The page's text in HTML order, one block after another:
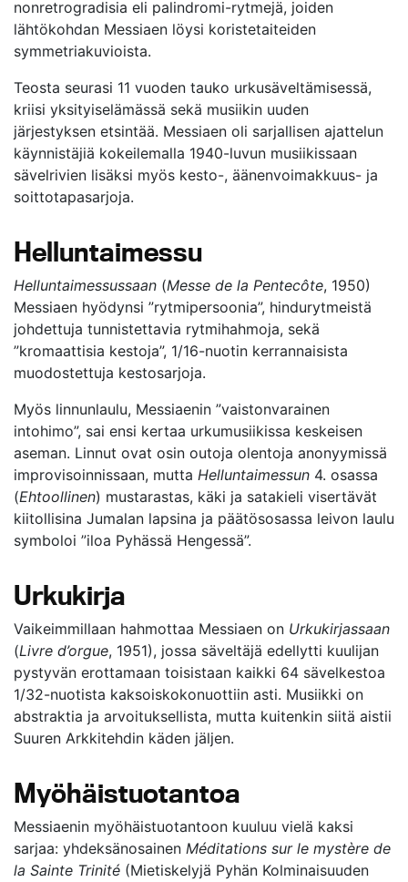
nonretrogradisia eli palindromi-rytmejä, joiden
lähtökohdan Messiaen löysi koristetaiteiden
symmetriakuvioista.
Teosta seurasi 11 vuoden tauko urkusäveltämisessä,
kriisi yksityiselämässä sekä musiikin uuden
järjestyksen etsintää. Messiaen oli sarjallisen ajattelun
käynnistäjiä kokeilemalla 1940-luvun musiikissaan
sävelrivien lisäksi myös kesto-, äänenvoimakkuus- ja
soittotapasarjoja.
Helluntaimessu
Helluntaimessussaan (Messe de la Pentecôte, 1950)
Messiaen hyödynsi ”rytmipersoonia”, hindurytmeistä
johdettuja tunnistettavia rytmihahmoja, sekä
”kromaattisia kestoja”, 1/16-nuotin kerrannaisista
muodostettuja kestosarjoja.
Myös linnunlaulu, Messiaenin ”vaistonvarainen
intohimo”, sai ensi kertaa urkumusiikissa keskeisen
aseman. Linnut ovat osin outoja olentoja anonyymissä
improvisoinnissaan, mutta Helluntaimessun 4. osassa
(Ehtoollinen) mustarastas, käki ja satakieli visertävät
kiitollisina Jumalan lapsina ja päätösosassa leivon laulu
symboloi ”iloa Pyhässä Hengessä”.
Urkukirja
Vaikeimmillaan hahmottaa Messiaen on Urkukirjassaan
(Livre d’orgue, 1951), jossa säveltäjä edellytti kuulijan
pystyvän erottamaan toisistaan kaikki 64 sävelkestoa
1/32-nuotista kaksoiskokonuottiin asti. Musiikki on
abstraktia ja arvoituksellista, mutta kuitenkin siitä aistii
Suuren Arkkitehdin käden jäljen.
Myöhäistuotantoa
Messiaenin myöhäistuotantoon kuuluu vielä kaksi
sarjaa: yhdeksänosainen Méditations sur le mystère de
la Sainte Trinité (Mietiskelyjä Pyhän Kolminaisuuden